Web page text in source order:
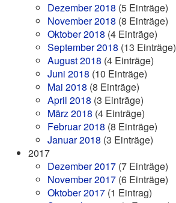
Dezember 2018 (5 Einträge)
November 2018 (8 Einträge)
Oktober 2018 (4 Einträge)
September 2018 (13 Einträge)
August 2018 (4 Einträge)
Juni 2018 (10 Einträge)
Mai 2018 (8 Einträge)
April 2018 (3 Einträge)
März 2018 (4 Einträge)
Februar 2018 (8 Einträge)
Januar 2018 (3 Einträge)
2017
Dezember 2017 (7 Einträge)
November 2017 (6 Einträge)
Oktober 2017 (1 Eintrag)